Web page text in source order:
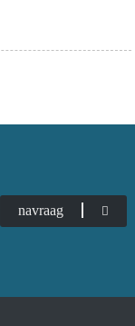
navraag